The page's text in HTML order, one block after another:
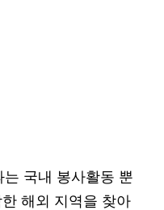
국내 봉사활동 뿐
해외 지역을 찾아